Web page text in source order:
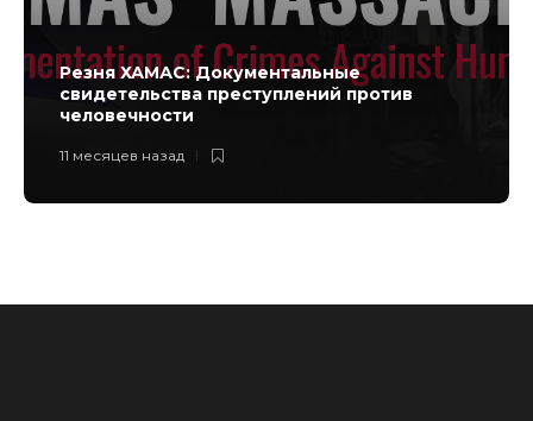
Резня ХАМАС: Документальные
свидетельства преступлений против
человечности
11 месяцев назад